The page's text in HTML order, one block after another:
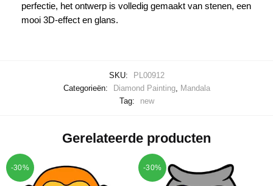
perfectie, het ontwerp is volledig gemaakt van stenen, een
mooi 3D-effect en glans.
SKU:
PL00912
Categorieën:
Diamond Painting, Mandala
Tag:
new
Gerelateerde producten
-30% -30%